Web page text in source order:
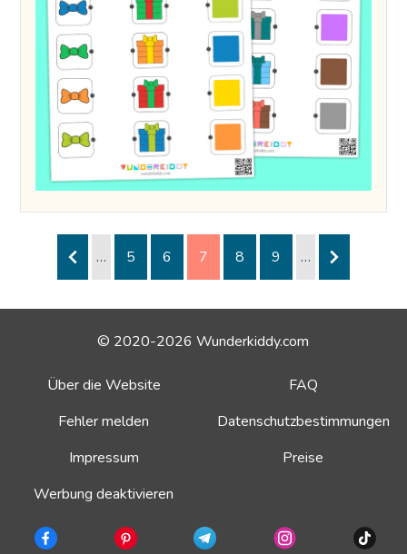
… 5 6 7 8 9 …
© 2020-2026 Wunderkiddy.com
Über die Website
FAQ
Fehler melden
Datenschutzbestimmungen
Impressum
Preise
Werbung deaktivieren